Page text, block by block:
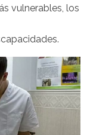
vulnerables, los